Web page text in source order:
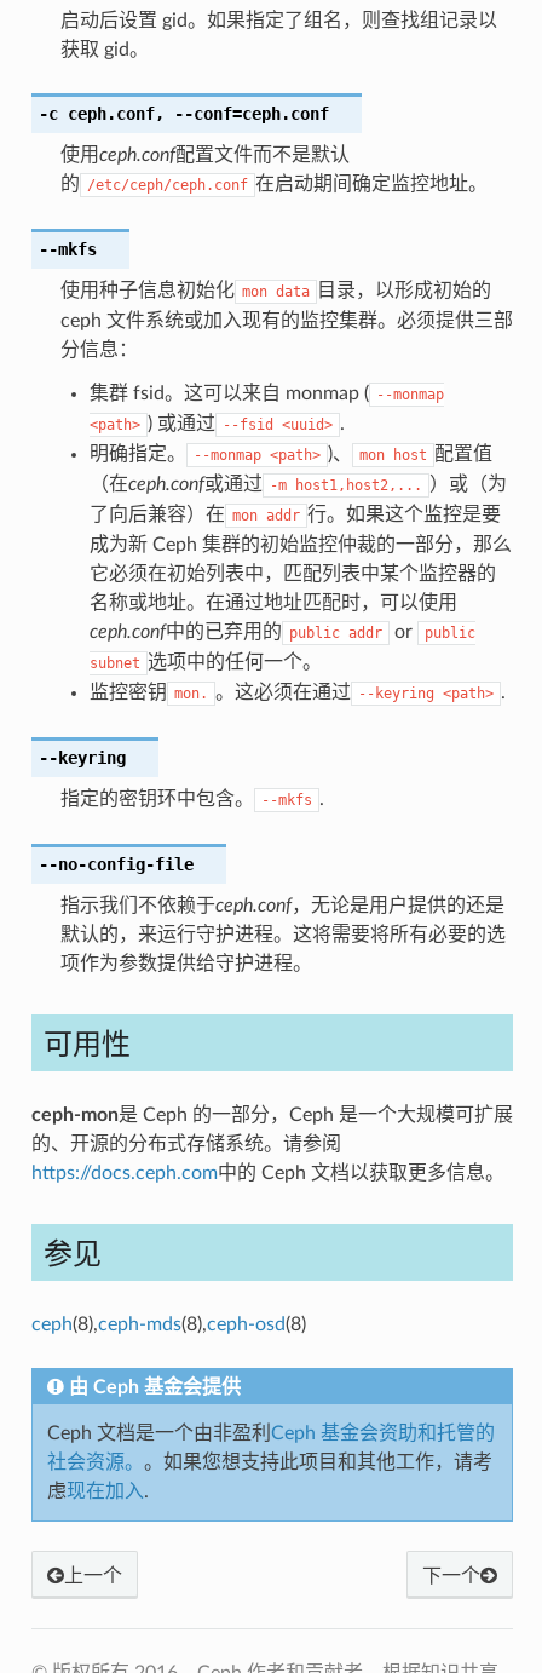
启动后设置 gid。如果指定了组名，则查找组记录以
获取 gid。
-c ceph.conf, --conf=ceph.conf
使用ceph.conf配置文件而不是默认
的 /etc/ceph/ceph.conf 在启动期间确定监控地址。
--mkfs
使用种子信息初始化 mon data
目录，以形成初始的
ceph 文件系统或加入现有的监控集群。必须提供三部
分信息：
集群 fsid。这可以来自 monmap ( --monmap
<path> ) 或通过 --fsid <uuid> .
明确指定。
--monmap <path> )、 mon host 配置值
（在ceph.conf或通过 -m host1,host2,...
）或（为
了向后兼容）在 mon addr 行。如果这个监控是要
成为新 Ceph 集群的初始监控仲裁的一部分，那么
它必须在初始列表中，匹配列表中某个监控器的
名称或地址。在通过地址匹配时，可以使用
ceph.conf中的已弃用的 public addr or
public
subnet 选项中的任何一个。
监控密钥 mon. 。这必须在通过 --keyring <path> .
--keyring
指定的密钥环中包含。 --mkfs .
--no-config-file
指示我们不依赖于ceph.conf，无论是用户提供的还是
默认的，来运行守护进程。这将需要将所有必要的选
项作为参数提供给守护进程。
可用性
ceph-mon是 Ceph 的一部分，Ceph 是一个大规模可扩展
的、开源的分布式存储系统。请参阅
https://docs.ceph.com中的 Ceph 文档以获取更多信息。
参见
ceph(8),ceph-mds(8),ceph-osd(8)
由 Ceph 基金会提供
Ceph 文档是一个由非盈利 Ceph 基金会资助和托管的
社会资源。 。如果您想支持此项目和其他工作，请考
虑现在加入.
上一个 下一个